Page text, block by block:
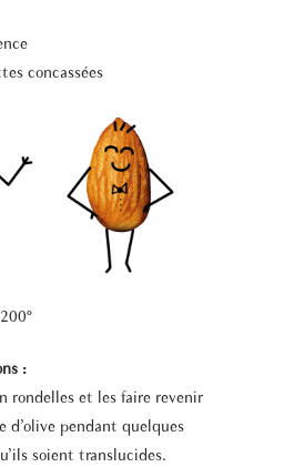
concassées
:
rondelles et les faire revenir
d’olive pendant quelques
soient translucides.